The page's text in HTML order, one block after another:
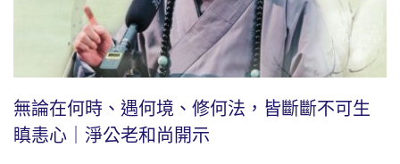
無論在何時、遇何境、修何法，皆斷斷不可生
瞋恚心｜淨公老和尚開示